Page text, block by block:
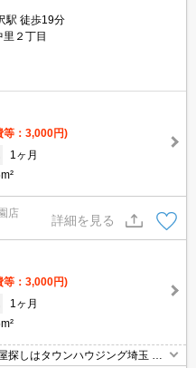
駅 徒歩19分
２丁目
等：3,000円)
1ヶ月
店
詳細を見る
等：3,000円)
1ヶ月
しはタウンハウジング埼玉 所